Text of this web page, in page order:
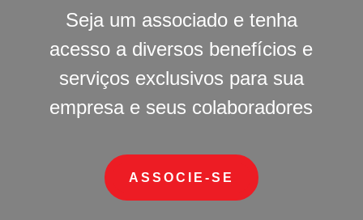
Seja um associado e tenha
acesso a diversos benefícios e
serviços exclusivos para sua
empresa e seus colaboradores
ASSOCIE-SE